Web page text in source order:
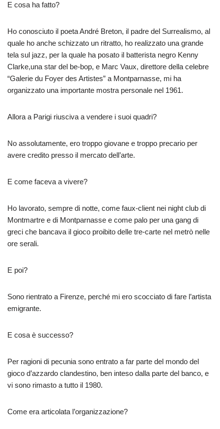
E cosa ha fatto?
Ho conosciuto il poeta André Breton, il padre del Surrealismo, al
quale ho anche schizzato un ritratto, ho realizzato una grande
tela sul jazz, per la quale ha posato il batterista negro Kenny
Clarke,una star del be-bop, e Marc Vaux, direttore della celebre
“Galerie du Foyer des Artistes” a Montparnasse, mi ha
organizzato una importante mostra personale nel 1961.
Allora a Parigi riusciva a vendere i suoi quadri?
No assolutamente, ero troppo giovane e troppo precario per
avere credito presso il mercato dell’arte.
E come faceva a vivere?
Ho lavorato, sempre di notte, come faux-client nei night club di
Montmartre e di Montparnasse e come palo per una gang di
greci che bancava il gioco proibito delle tre-carte nel metrò nelle
ore serali.
E poi?
Sono rientrato a Firenze, perché mi ero scocciato di fare l’artista
emigrante.
E cosa è successo?
Per ragioni di pecunia sono entrato a far parte del mondo del
gioco d’azzardo clandestino, ben inteso dalla parte del banco, e
vi sono rimasto a tutto il 1980.
Come era articolata l’organizzazione?